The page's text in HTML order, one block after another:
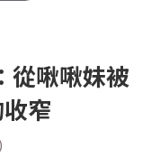
從啾啾妹被
窄